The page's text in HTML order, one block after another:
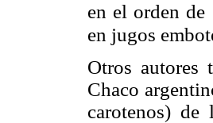
en el orden de
en jugos
Otros autores
Chaco
carotenos) de